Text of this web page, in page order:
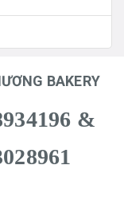
BAKERY
&